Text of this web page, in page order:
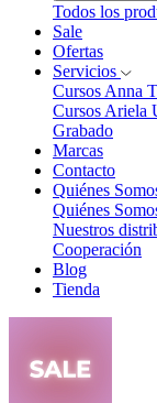
Todos los
Sale
Ofertas
Servicios
Cursos Anna
Cursos Ariela
Grabado
Marcas
Contacto
Quiénes
Quiénes
Nuestros
Cooperación
Blog
Tienda